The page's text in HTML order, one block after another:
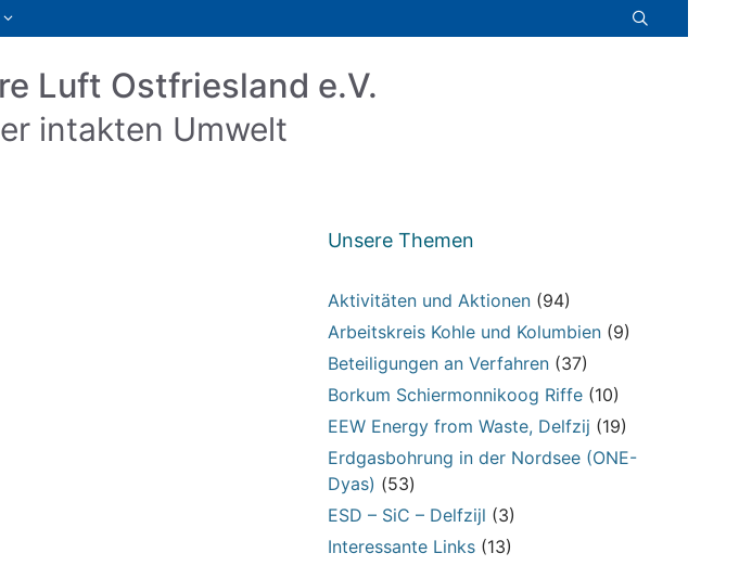
Luft Ostfriesland e.V.
intakten Umwelt
Unsere Themen
Aktivitäten und Aktionen(94)
Arbeitskreis Kohle und Kolumbien(9)
Beteiligungen an Verfahren(37)
Borkum Schiermonnikoog Riffe(10)
EEW Energy from Waste, Delfzij (19)
Erdgasbohrung in der Nordsee (ONE-
Dyas) (53)
ESD – SiC – Delfzijl (3)
Interessante Links(13)